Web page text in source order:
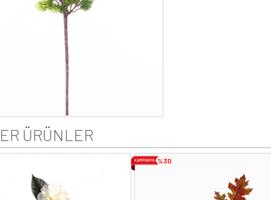
ÜRÜNLER
%30